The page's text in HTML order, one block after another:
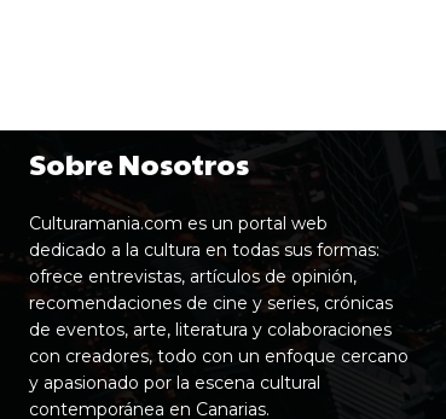
Sobre Nosotros
Culturamania.com es un portal web
dedicado a la cultura en todas sus formas:
ofrece entrevistas, artículos de opinión,
recomendaciones de cine y series, crónicas
de eventos, arte, literatura y colaboraciones
con creadores, todo con un enfoque cercano
y apasionado por la escena cultural
contemporánea en Canarias.